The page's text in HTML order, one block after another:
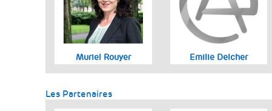
Muriel Rouyer Emilie Delcher
Les Partenaires